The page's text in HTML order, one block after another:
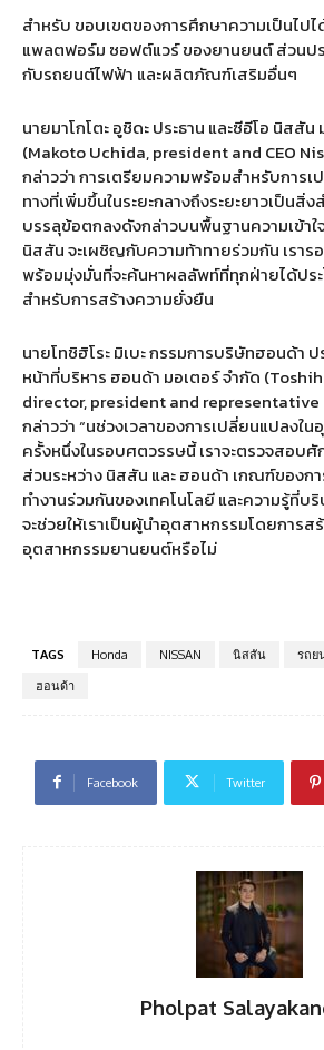
สำหรับ ขอบเขตของการศึกษาความเป็นไป
แพลตฟอร์ม ซอฟต์แวร์ ของยานยนต์ ส่วนป
กับรถยนต์ไฟฟ้า และผลิตภัณฑ์เสริมอื่นๆ
นายมาโกโตะ อูชิดะ ประธาน และซีอีโอ นิสสัน
(Makoto Uchida, president and CEO
กล่าวว่า การเตรียมความพร้อมสำหรับการ
ทางที่เพิ่มขึ้นในระยะกลางถึงระยะยาวเป็นสิ่
บรรลุข้อตกลงดังกล่าวบนพื้นฐานความเข้าใ
นิสสัน จะเผชิญกับความท้าทายร่วมกัน เราร
พร้อมมุ่งมั่นที่จะค้นหาผลลัพท์ที่ทุกฝ่ายได้ปร
สำหรับการสร้างความยั่งยืน
นายโทชิฮิโระ มิเบะ กรรมการบริษัทฮอนด้า ป
หน้าที่บริหาร ฮอนด้า มอเตอร์ จำกัด
director, president and
กล่าวว่า“นช่วงเวลาของการเปลี่ยนแปลงใ
ครั้งหนึ่งในรอบศตวรรษนี้ เราจะตรวจสอบ
ส่วนระหว่าง นิสสัน และ ฮอนด้า เกณฑ์ของก
ทำงานร่วมกันของเทคโนโลยี และความรู้ที่บ
จะช่วยให้เราเป็นผู้นำอุตสาหกรรมโดยการส
อุตสาหกรรมยานยนต์หรือไม่
TAGS Honda NISSAN นิสสัน รถย
ฮอนด้า
Facebook Twitter
Pholpat